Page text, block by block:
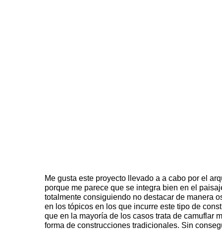
Me gusta este proyecto llevado a a cabo por el
porque me parece que se integra bien en el
totalmente consiguiendo no destacar de manera
en los tópicos en los que incurre este tipo de
que en la mayoría de los casos trata de camuflar
forma de construcciones tradicionales. Sin